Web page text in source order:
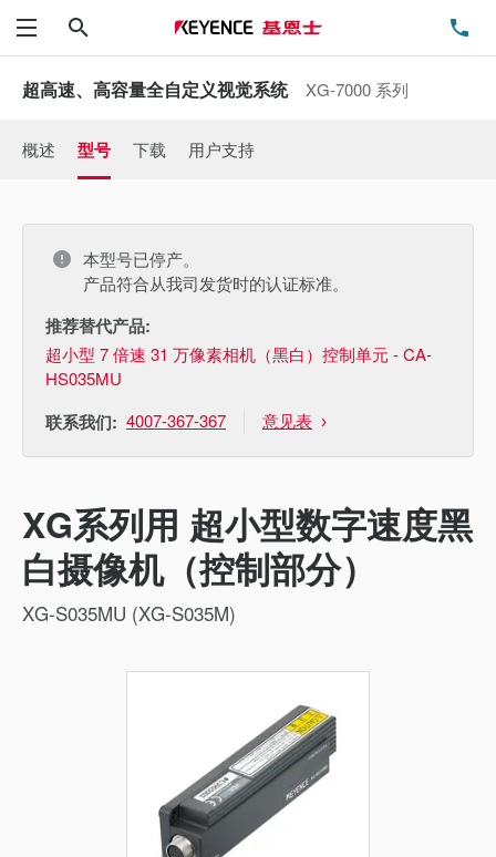
菜单
超高速、高容量全自定义视觉系统 XG-7000 系列
概述 型号 下载 用户支持
本型号已停产。
产品符合从我司发货时的认证标准。
推荐替代产品:
超小型 7 倍速 31 万像素相机（黑白）控制单元 - CA-
HS035MU
联系我们: 4007-367-367 意见表
XG系列用 超小型数字速度黑
白摄像机（控制部分）
XG-S035MU (XG-S035M)